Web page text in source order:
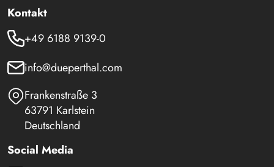
Kontakt
+49 6188 9139-0
info@dueperthal.com
Frankenstraße 3
63791 Karlstein
Deutschland
Social Media